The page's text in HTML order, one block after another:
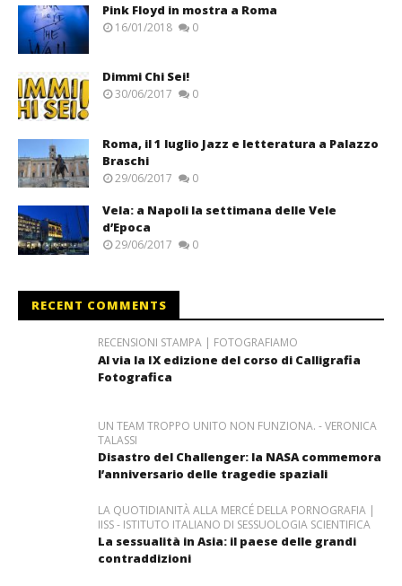
Pink Floyd in mostra a Roma
16/01/2018 0
Dimmi Chi Sei!
30/06/2017 0
Roma, il 1 luglio Jazz e letteratura a Palazzo
Braschi
29/06/2017 0
Vela: a Napoli la settimana delle Vele
d’Epoca
29/06/2017 0
RECENT COMMENTS
RECENSIONI STAMPA | FOTOGRAFIAMO
Al via la IX edizione del corso di Calligrafia
Fotografica
UN TEAM TROPPO UNITO NON FUNZIONA. - VERONICA
TALASSI
Disastro del Challenger: la NASA commemora
l’anniversario delle tragedie spaziali
LA QUOTIDIANITÀ ALLA MERCÉ DELLA PORNOGRAFIA |
IISS - ISTITUTO ITALIANO DI SESSUOLOGIA SCIENTIFICA
La sessualità in Asia: il paese delle grandi
contraddizioni